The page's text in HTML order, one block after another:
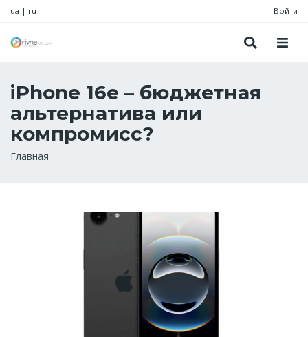
ua | ru Войти
iPhone 16e – бюджетная
альтернатива или
компромисс?
Строка
Главная